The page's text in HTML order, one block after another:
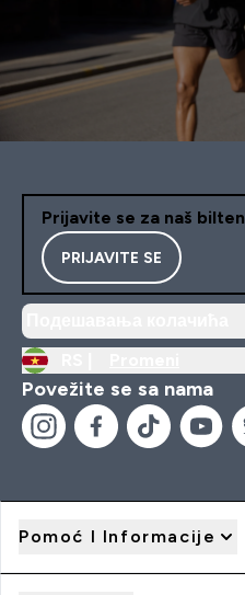
Prijavite se za naš bilten
PRIJAVITE SE
Povežite se sa nama
Pomoć I Informacije